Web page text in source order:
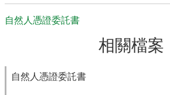
自然人憑證委託書
相關檔案
自然人憑證委託書